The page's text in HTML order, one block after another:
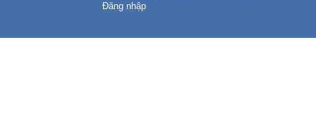
Đăng nhập